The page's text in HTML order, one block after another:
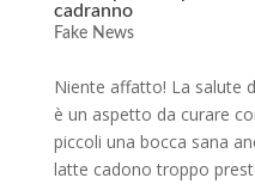
cadranno
Fake News
Niente affatto! La salute
è un aspetto da curare
piccoli una bocca sana
latte cadono troppo